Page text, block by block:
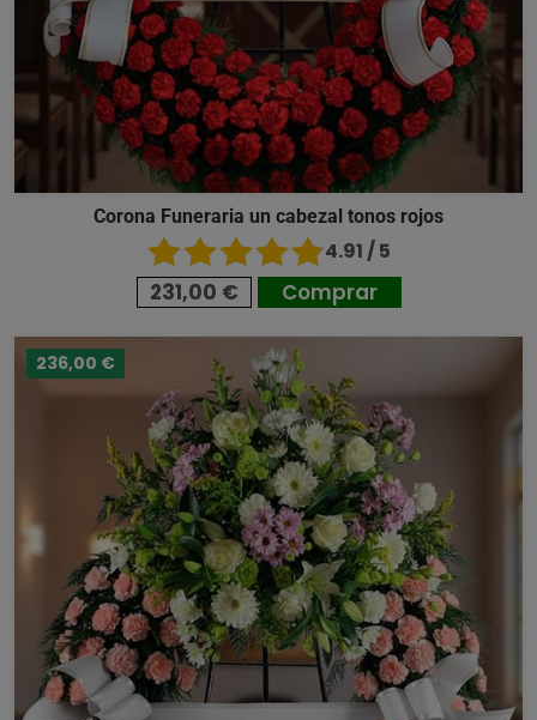
Corona Funeraria un cabezal tonos rojos
4.91 / 5
231,00 € Comprar
236,00 €